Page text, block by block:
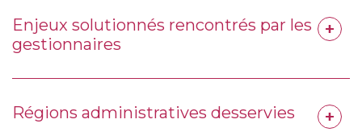
Enjeux solutionnés rencontrés par les
gestionnaires
Régions administratives desservies